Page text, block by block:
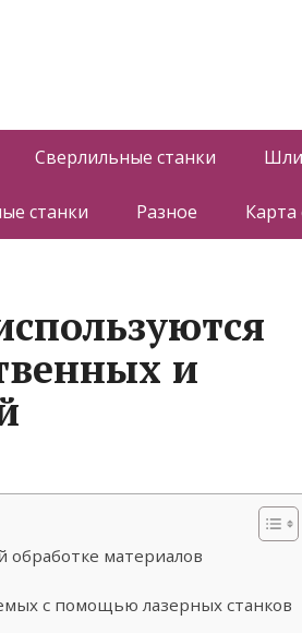
Сверлильные станки
станки Разное Карта
и
обработке материалов
с помощью лазерных станков